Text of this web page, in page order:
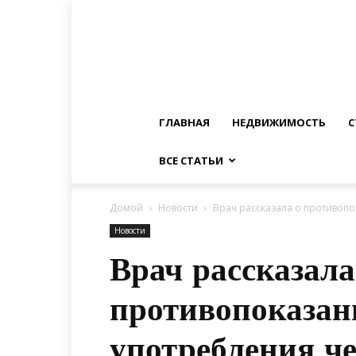
ГЛАВНАЯ НЕДВИЖИМОСТЬ
ВСЕ СТАТЬИ
Домой Новости Врач рассказала о
Новости
Врач